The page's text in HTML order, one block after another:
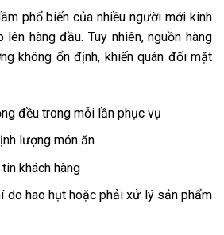
phổ biến của nhiều người mới kinh
hàng đầu. Tuy nhiên, nguồn hàng
không ổn định, khiến quán đối mặt
đều trong mỗi lần phục vụ
lượng món ăn
khách hàng
do hao hụt hoặc phải xử lý sản phẩm